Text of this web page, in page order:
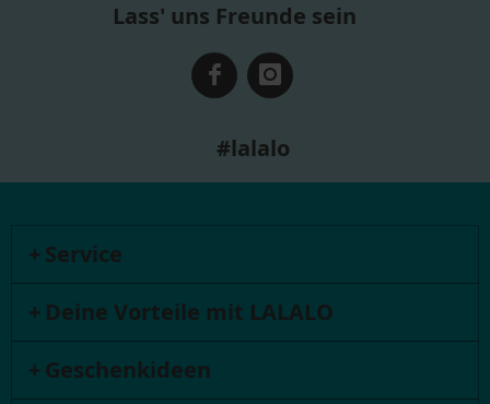
Lass' uns Freunde sein
#lalalo
Service
Deine Vorteile mit LALALO
Geschenkideen